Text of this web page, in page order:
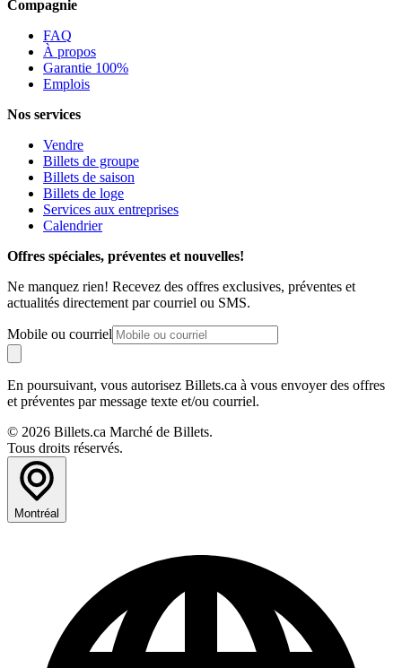
Compagnie
FAQ
À propos
Garantie 100%
Emplois
Nos services
Vendre
Billets de groupe
Billets de saison
Billets de loge
Services aux entreprises
Calendrier
Offres spéciales, préventes et nouvelles!
Ne manquez rien! Recevez des offres exclusives, préventes et
actualités directement par courriel ou SMS.
Mobile ou courriel
En poursuivant, vous autorisez Billets.ca à vous envoyer des offres
et préventes par message texte et/ou courriel.
© 2026 Billets.ca Marché de Billets.
Tous droits réservés.
Montréal